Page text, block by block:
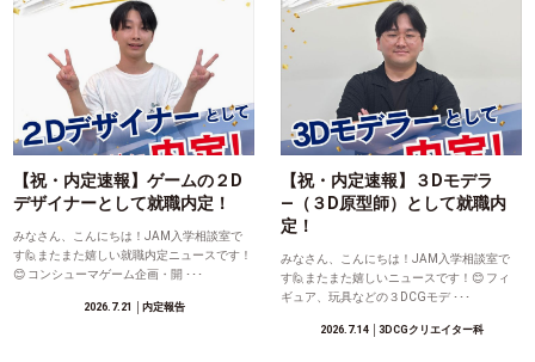
【祝・内定速報】ゲームの２D
デザイナーとして就職内定！
みなさん、こんにちは！JAM入学相談室で
す🙋またまた嬉しい就職内定ニュースです！
😊 コンシューマゲーム企画・開 ･･･
2026.7.21 │内定報告
【祝・内定速報】３Dモデラ
―（３D原型師）として就職内
定！
みなさん、こんにちは！JAM入学相談室で
す🙋またまた嬉しいニュースです！😊 フィ
ギュア、玩具などの３DCGモデ ･･･
2026.7.14│3DCGクリエイター科